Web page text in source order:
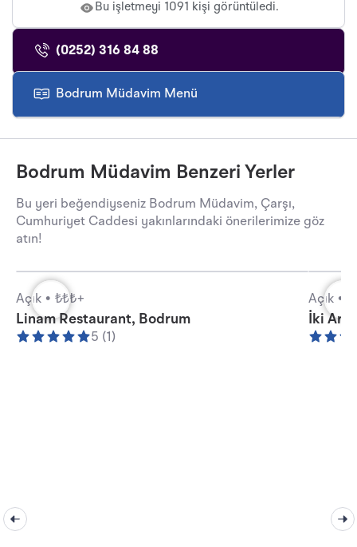
Bu işletmeyi 1091 kişi görüntüledi.
(0252) 316 84 88
Bodrum Müdavim Menü
Bodrum Müdavim Benzeri Yerler
Bu yeri beğendiyseniz Bodrum Müdavim, Çarşı,
Cumhuriyet Caddesi yakınlarındaki önerilerimize göz
atın!
Açık • ₺₺₺+
Linam Restaurant, Bodrum
5 (1)
Açık •
İki